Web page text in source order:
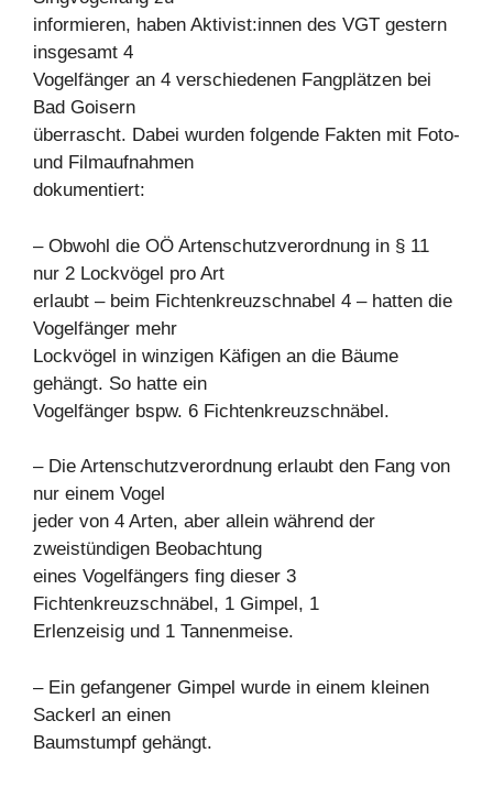
informieren, haben Aktivist:innen des VGT gestern
insgesamt 4
Vogelfänger an 4 verschiedenen Fangplätzen bei
Bad Goisern
überrascht. Dabei wurden folgende Fakten mit Foto-
und Filmaufnahmen
dokumentiert:
– Obwohl die OÖ Artenschutzverordnung in § 11
nur 2 Lockvögel pro Art
erlaubt – beim Fichtenkreuzschnabel 4 – hatten die
Vogelfänger mehr
Lockvögel in winzigen Käfigen an die Bäume
gehängt. So hatte ein
Vogelfänger bspw. 6 Fichtenkreuzschnäbel.
– Die Artenschutzverordnung erlaubt den Fang von
nur einem Vogel
jeder von 4 Arten, aber allein während der
zweistündigen Beobachtung
eines Vogelfängers fing dieser 3
Fichtenkreuzschnäbel, 1 Gimpel, 1
Erlenzeisig und 1 Tannenmeise.
– Ein gefangener Gimpel wurde in einem kleinen
Sackerl an einen
Baumstumpf gehängt.